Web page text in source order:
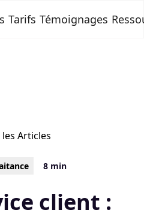
Tarifs Témoignages
les Articles
8 min
client :